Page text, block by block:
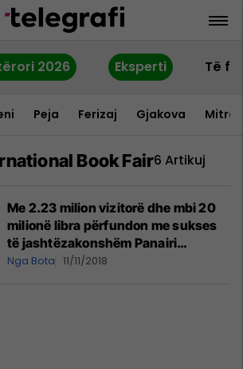
2026 Eksperti Të
Peja Ferizaj Gjakova
Book Fair6 Artikuj
Me 2.23 milion vizitorë dhe mbi 20
milionë libra përfundon me sukses
të jashtëzakonshëm Panairi
Ndërkombëtar i Librit në Sharjah
Nga Bota 11/11/2018